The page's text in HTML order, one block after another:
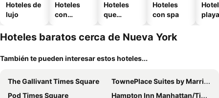
Hoteles de
lujo
Hoteles
con
Hoteles
que
mascotas
Hoteles
con spa
playa
Hoteles baratos cerca de Nueva York
También te pueden interesar estos hoteles...
The Gallivant Times Square
TownePlace Suites by Marriott New York Long Island City/Manhattan View
Pod Times Square
Hampton Inn Manhattan/Times Square South